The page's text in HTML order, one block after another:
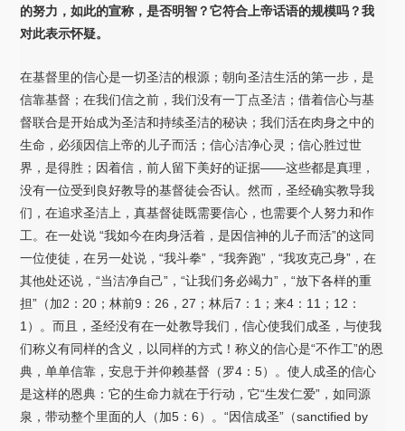
的努力，如此的宣称，是否明智？它符合上帝话语的规模吗？我
对此表示怀疑。
在基督里的信心是一切圣洁的根源；朝向圣洁生活的第一步，是
信靠基督；在我们信之前，我们没有一丁点圣洁；借着信心与基
督联合是开始成为圣洁和持续圣洁的秘诀；我们活在肉身之中的
生命，必须因信上帝的儿子而活；信心洁净心灵；信心胜过世
界，是得胜；因着信，前人留下美好的证据——这些都是真理，
没有一位受到良好教导的基督徒会否认。然而，圣经确实教导我
们，在追求圣洁上，真基督徒既需要信心，也需要个人努力和作
工。在一处说 “我如今在肉身活着，是因信神的儿子而活”的这同
一位使徒，在另一处说，“我斗拳”，“我奔跑”，“我攻克己身”，在
其他处还说，“当洁净自己”，“让我们务必竭力”，“放下各样的重
担”（加2：20；林前9：26，27；林后7：1；来4：11；12：
1）。而且，圣经没有在一处教导我们，信心使我们成圣，与使我
们称义有同样的含义，以同样的方式！称义的信心是“不作工”的恩
典，单单信靠，安息于并仰赖基督（罗4：5）。使人成圣的信心
是这样的恩典：它的生命力就在于行动，它“生发仁爱”，如同源
泉，带动整个里面的人（加5：6）。“因信成圣”（sanctified by